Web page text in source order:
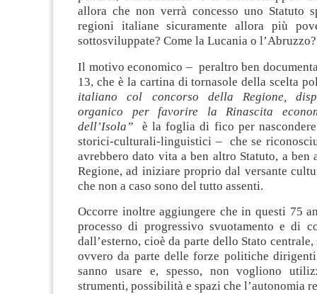
allora che non verrà concesso uno Statuto
regioni italiane sicuramente allora più
sottosviluppate? Come la Lucania o l’Abruzzo?
Il motivo economico – peraltro ben
13, che è la cartina di tornasole della scelta
italiano col concorso della Regione,
organico per favorire la Rinascita
dell’Isola”
è la foglia di fico per
storici-culturali-linguistici – che se
avrebbero dato vita a ben altro Statuto, a
Regione, ad iniziare pro­prio dal versante
che non a caso sono del tutto assenti.
Occorre inoltre aggiungere che in questi 75
processo di progressi­vo svuotamento e di
dall’esterno, cioè da parte dello Stato
ovvero da parte delle forze politiche
sanno usare e, spesso, non vogliono
strumenti, possibilità e spazi che l’autonomia